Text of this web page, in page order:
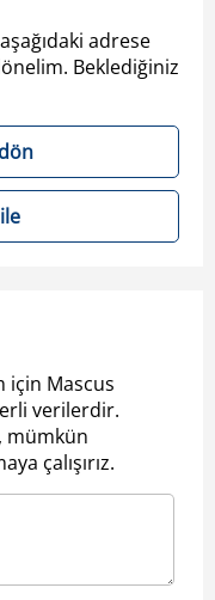
adrese
Beklediğiniz
için Mascus
verilerdir.
mümkün
çalışırız.